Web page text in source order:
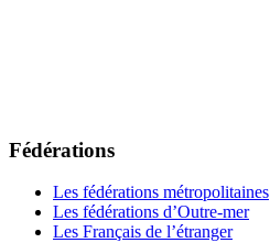
Fédérations
Les fédérations métropolitaines
Les fédérations d’Outre-mer
Les Français de l’étranger